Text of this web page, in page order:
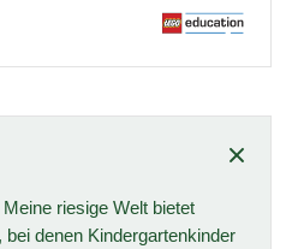
riesige Welt bietet
denen Kindergartenkinder